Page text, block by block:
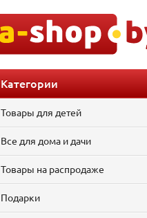
Категории
Товары для детей
Все для дома и дачи
Товары на распродаже
Подарки